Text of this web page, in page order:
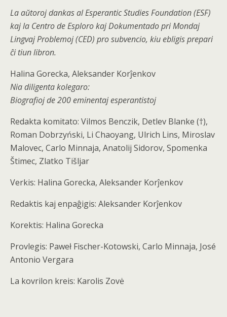
La aŭtoroj dankas al Esperantic Studies Foundation (ESF)
kaj la Centro de Esploro kaj Dokumentado pri Mondaj
Lingvaj Problemoj (CED) pro subvencio, kiu ebligis prepari
ĉi tiun libron.
Halina Gorecka, Aleksander Korĵenkov
Nia diligenta kolegaro:
Biografioj de 200 eminentaj esperantistoj
Redakta komitato: Vilmos Benczik, Detlev Blanke (†),
Roman Dobrzyński, Li Chaoyang, Ulrich Lins, Miroslav
Malovec, Carlo Minnaja, Anatolij Sidorov, Spomenka
Štimec, Zlatko Tišljar
Verkis: Halina Gorecka, Aleksander Korĵenkov
Redaktis kaj enpaĝigis: Aleksander Korĵenkov
Korektis: Halina Gorecka
Provlegis: Paweł Fischer-Kotowski, Carlo Minnaja, José
Antonio Vergara
La kovrilon kreis: Karolis Zovė